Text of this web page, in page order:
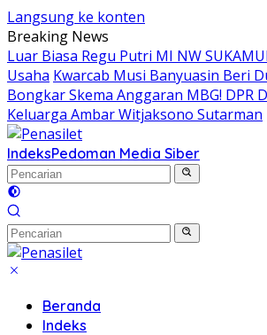
Langsung ke konten
Breaking News
Luar Biasa Regu Putri MI NW
Usaha Kwarcab Musi Banyuasin Beri
Bongkar Skema Anggaran MBG! DPR
Keluarga Ambar Witjaksono Sutarman
IndeksPedoman Media Siber
Beranda
Indeks